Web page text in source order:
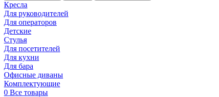
Кресла
Для руководителей
Для операторов
Детские
Стулья
Для посетителей
Для кухни
Для бара
Офисные диваны
Комплектующие
0 Все товары